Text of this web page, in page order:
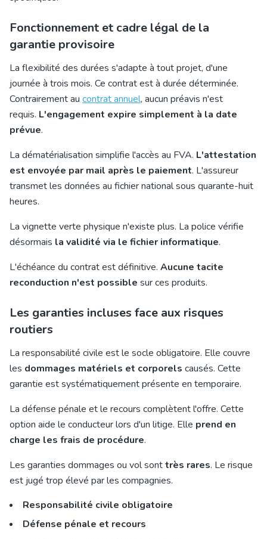
Fonctionnement et cadre légal de la
garantie provisoire
La flexibilité des durées s'adapte à tout projet, d'une
journée à trois mois. Ce contrat est à durée déterminée.
Contrairement au contrat annuel, aucun préavis n'est
requis. L'engagement expire simplement à la date
prévue.
La dématérialisation simplifie l'accès au FVA. L'attestation
est envoyée par mail après le paiement. L'assureur
transmet les données au fichier national sous quarante-huit
heures.
La vignette verte physique n'existe plus. La police vérifie
désormais la validité via le fichier informatique.
L'échéance du contrat est définitive. Aucune tacite
reconduction n'est possible sur ces produits.
Les garanties incluses face aux risques
routiers
La responsabilité civile est le socle obligatoire. Elle couvre
les dommages matériels et corporels causés. Cette
garantie est systématiquement présente en temporaire.
La défense pénale et le recours complètent l'offre. Cette
option aide le conducteur lors d'un litige. Elle prend en
charge les frais de procédure.
Les garanties dommages ou vol sonttrès rares. Le risque
est jugé trop élevé par les compagnies.
Responsabilité civile obligatoire
Défense pénale et recours